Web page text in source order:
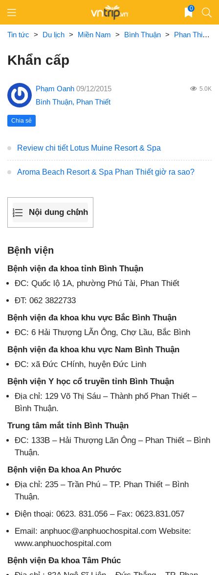
content
0
Tin tức > Du lịch > Miền Nam > Bình Thuận > Phan Thiết
Khẩn cấp
Phạm Oanh 09/12/2015 5.0K
Bình Thuận, Phan Thiết
Chia sẻ
Review chi tiết Lotus Muine Resort & Spa
Aroma Beach Resort & Spa Phan Thiết giờ ra sao?
Nội dung chính
Bệnh viện
Bệnh viện đa khoa tỉnh Bình Thuận
ĐC: Quốc lộ 1A, phường Phú Tài, Phan Thiết
ĐT: 062 3822733
Bệnh viện đa khoa khu vực Bắc Bình Thuận
ĐC: 6 Hải Thượng LÃn Ông, Chợ Lầu, Bắc Bình
Bệnh viện đa khoa khu vực Nam Bình Thuận
ĐC: xã Đức CHính, huyện Đức Linh
Bệnh viện Y học cổ truyền tỉnh Bình Thuận
Địa chỉ: 129 Võ Thị Sáu – Thành phố Phan Thiết –
Bình Thuận.
Trung tâm mắt tỉnh Bình Thuận
ĐC: 133B – Hải Thượng Lãn Ông – Phan Thiết – Bình
Thuận.
Bệnh viện Đa khoa An Phước
Địa chỉ: 235 – Trần Phú – TP. Phan Thiết – Bình
Thuận.
Điện thoại: 0623. 831.056 – Fax: 0623.831.057
Email: anphuoc@anphuochospital.com Website:
www.anphuochospital.com
Bệnh viện Đa khoa Tâm Phúc